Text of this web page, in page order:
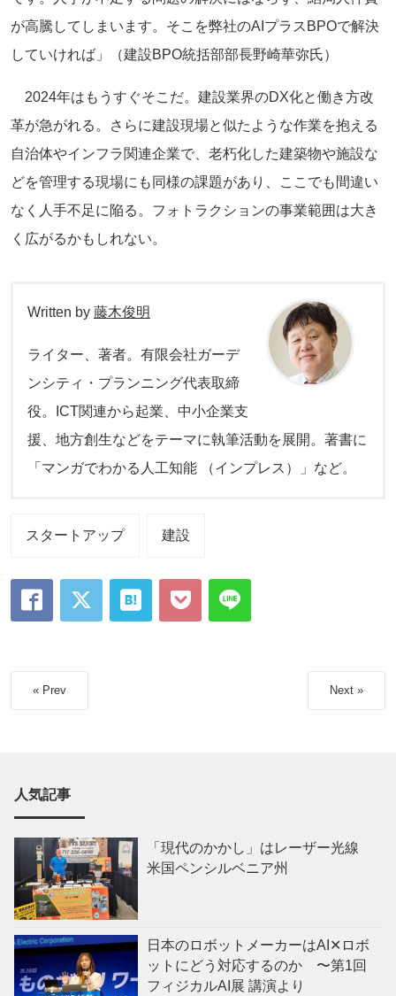
が高騰してしまいます。そこを弊社のAIプラスBPOで解決
していければ」（建設BPO統括部部長野崎華弥氏）
2024年はもうすぐそこだ。建設業界のDX化と働き方改
革が急がれる。さらに建設現場と似たような作業を抱える
自治体やインフラ関連企業で、老朽化した建築物や施設な
どを管理する現場にも同様の課題があり、ここでも間違い
なく人手不足に陥る。フォトラクションの事業範囲は大き
く広がるかもしれない。
Written by 藤木俊明
ライター、著者。有限会社ガーデ
ンシティ・プランニング代表取締
役。ICT関連から起業、中小企業支
援、地方創生などをテーマに執筆活動を展開。著書に
「マンガでわかる人工知能 （インプレス）」など。
スタートアップ 建設
« Prev Next »
人気記事
「現代のかかし」はレーザー光線
米国ペンシルベニア州
日本のロボットメーカーはAI✕ロボ
ットにどう対応するのか 〜第1回
フィジカルAI展 講演より